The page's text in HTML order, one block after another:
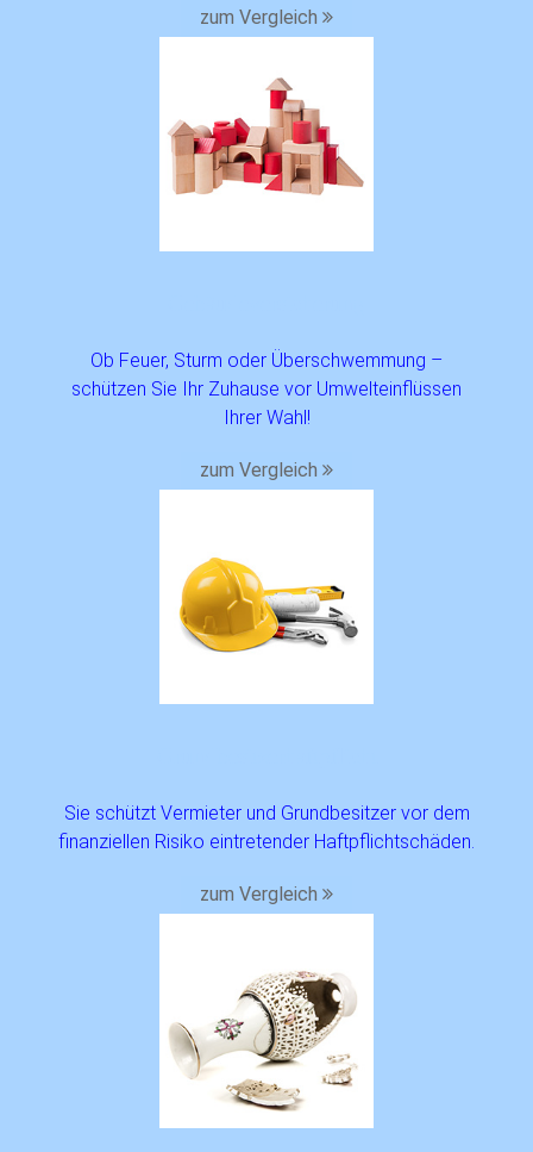
zum Vergleich
Ob Feuer, Sturm oder Überschwemmung –
schützen Sie Ihr Zuhause vor Umwelteinflüssen
Ihrer Wahl!
zum Vergleich
Sie schützt Vermieter und Grundbesitzer vor dem
finanziellen Risiko eintretender Haftpflichtschäden.
zum Vergleich